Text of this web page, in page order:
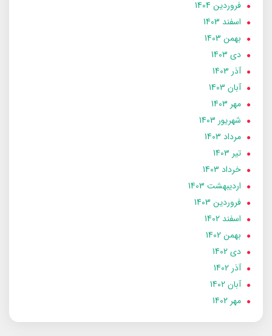
فروردین 1404
اسفند 1403
بهمن 1403
دی 1403
آذر 1403
آبان 1403
مهر 1403
شهریور 1403
مرداد 1403
تير 1403
خرداد 1403
ارديبهشت 1403
فروردین 1403
اسفند 1402
بهمن 1402
دی 1402
آذر 1402
آبان 1402
مهر 1402